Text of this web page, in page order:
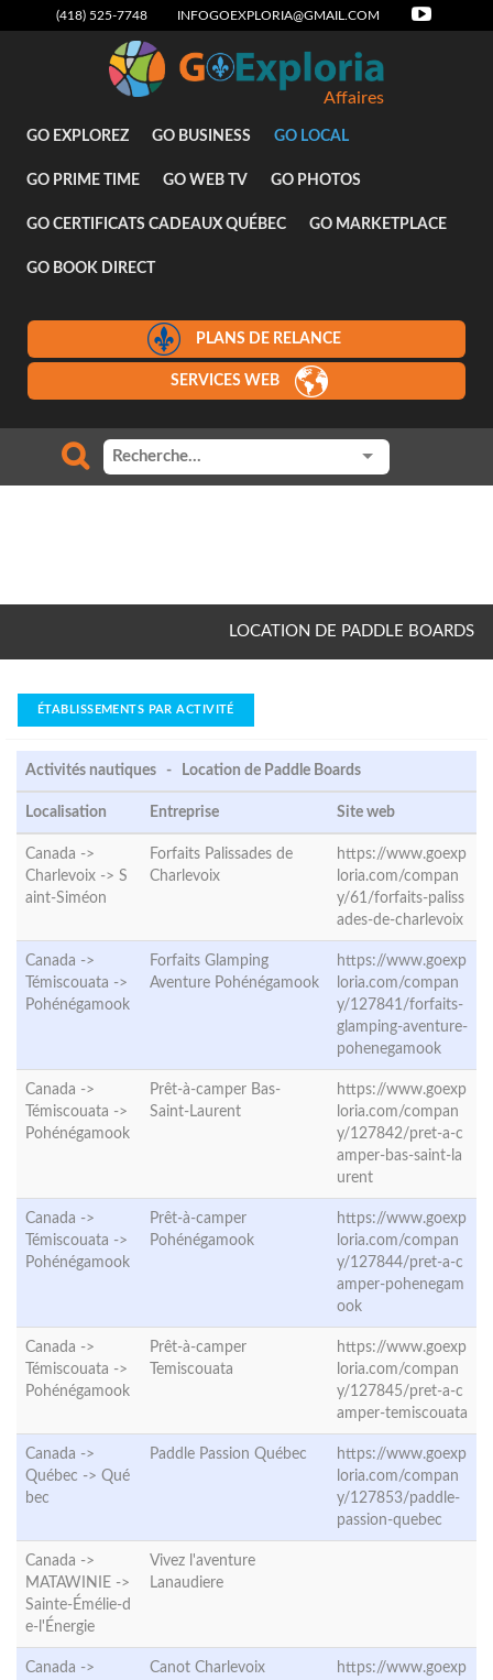
(418) 525-7748 INFOGOEXPLORIA@GMAIL.COM
Affaires
GO EXPLOREZ GO BUSINESS GO LOCAL
GO PRIME TIME GO WEB TV GO PHOTOS
GO CERTIFICATS CADEAUX QUÉBEC GO MARKETPLACE
GO BOOK DIRECT
PLANS DE RELANCE
SERVICES WEB
LOCATION DE PADDLE BOARDS
ÉTABLISSEMENTS PAR ACTIVITÉ
Activités nautiques - Location de Paddle Boards
Localisation Entreprise Site web
Canada ->
Charlevoix -> S
aint-Siméon
Forfaits Palissades de
Charlevoix
https://www.goexp
loria.com/compan
y/61/forfaits-paliss
ades-de-charlevoix
Canada ->
Témiscouata ->
Pohénégamook
Forfaits Glamping
Aventure Pohénégamook
https://www.goexp
loria.com/compan
y/127841/forfaits-
glamping-aventure-
pohenegamook
Canada ->
Témiscouata ->
Pohénégamook
Prêt-à-camper Bas-
Saint-Laurent
https://www.goexp
loria.com/compan
y/127842/pret-a-c
amper-bas-saint-la
urent
Canada ->
Témiscouata ->
Pohénégamook
Prêt-à-camper
Pohénégamook
https://www.goexp
loria.com/compan
y/127844/pret-a-c
amper-pohenegam
ook
Canada ->
Témiscouata ->
Pohénégamook
Prêt-à-camper
Temiscouata
https://www.goexp
loria.com/compan
y/127845/pret-a-c
amper-temiscouata
Canada ->
Québec -> Qué
bec
Paddle Passion Québec
https://www.goexp
loria.com/compan
y/127853/paddle-
passion-quebec
Canada ->
MATAWINIE ->
Sainte-Émélie-d
e-l'Énergie
Vivez l'aventure
Lanaudiere
Canada ->
Canot Charlevoix
https://www.goexp